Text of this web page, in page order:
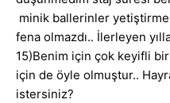
minik ballerinler
fena olmazdı.. İlerleyen
15)Benim için çok keyifli
için de öyle olmuştur..
istersiniz?